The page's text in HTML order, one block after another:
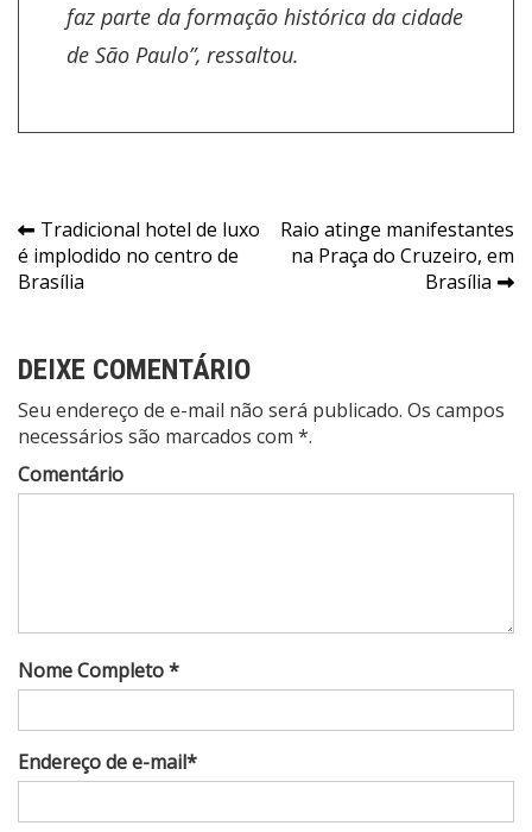
faz parte da formação histórica da cidade
de São Paulo”, ressaltou.
Navegação
de
Tradicional hotel de luxo
é implodido no centro de
Brasília
Raio atinge manifestantes
na Praça do Cruzeiro, em
Brasília
DEIXE COMENTÁRIO
Seu endereço de e-mail não será publicado. Os campos
necessários são marcados com *.
Comentário
Nome Completo *
Endereço de e-mail*